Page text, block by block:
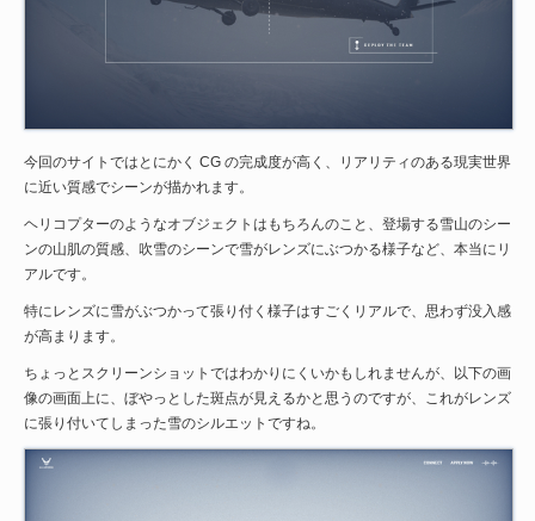
今回のサイトではとにかく CG の完成度が高く、リアリティのある現実世界
に近い質感でシーンが描かれます。
ヘリコプターのようなオブジェクトはもちろんのこと、登場する雪山のシー
ンの山肌の質感、吹雪のシーンで雪がレンズにぶつかる様子など、本当にリ
アルです。
特にレンズに雪がぶつかって張り付く様子はすごくリアルで、思わず没入感
が高まります。
ちょっとスクリーンショットではわかりにくいかもしれませんが、以下の画
像の画面上に、ぼやっとした斑点が見えるかと思うのですが、これがレンズ
に張り付いてしまった雪のシルエットですね。